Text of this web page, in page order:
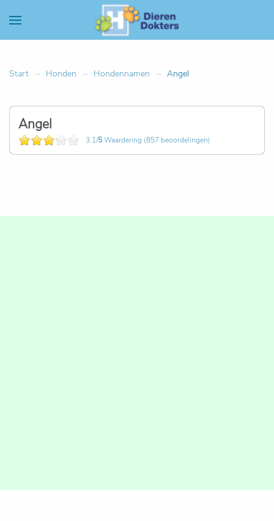
Start Honden Hondennamen Angel
Angel
3.1/5Waardering (857 beoordelingen)